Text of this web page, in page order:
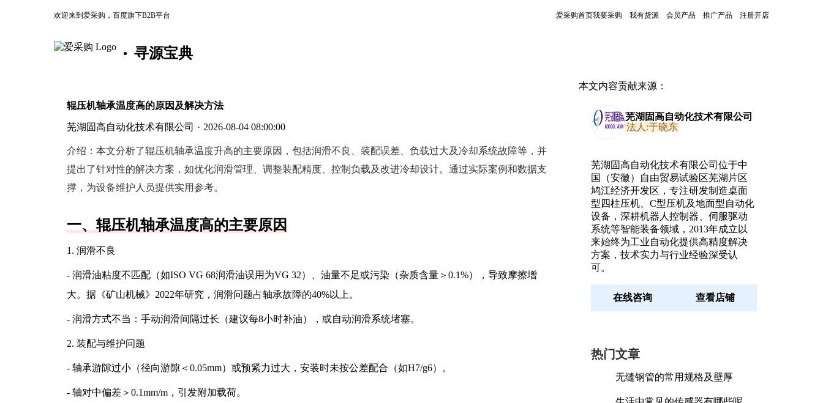
欢迎来到爱采购，百度旗下B2B平台 爱采购首页我要采购 我有货源 会员产品 推广产品 注册开店
寻源宝典
辊压机轴承温度高的原因及解决方法
芜湖固高自动化技术有限公司 · 2026-08-04 08:00:00
介绍： 本文分析了辊压机轴承温度升高的主要原因，包括润滑不良、装配误差、负载过大及冷却系统故障等，并
提出了针对性的解决方案，如优化润滑管理、调整装配精度、控制负载及改进冷却设计。通过实际案例和数据支
撑，为设备维护人员提供实用参考。
一、辊压机轴承温度高的主要原因
1. 润滑不良
- 润滑油粘度不匹配（如ISO VG 68润滑油误用为VG 32）、油量不足或污染（杂质含量＞0.1%），导致摩擦增
大。据《矿山机械》2022年研究，润滑问题占轴承故障的40%以上。
- 润滑方式不当：手动润滑间隔过长（建议每8小时补油），或自动润滑系统堵塞。
2. 装配与维护问题
- 轴承游隙过小（径向游隙＜0.05mm）或预紧力过大，安装时未按公差配合（如H7/g6）。
- 轴对中偏差＞0.1mm/m，引发附加载荷。
本文内容贡献来源：
芜湖固高自动化技术有限公司
法人:于晓东
芜湖固高自动化技术有限公司位于中
国（安徽）自由贸易试验区芜湖片区
鸠江经济开发区，专注研发制造桌面
型四柱压机、C型压机及地面型自动化
设备，深耕机器人控制器、伺服驱动
系统等智能装备领域，2013年成立以
来始终为工业自动化提供高精度解决
方案，技术实力与行业经验深受认
可。
在线咨询 查看店铺
热门文章
无缝钢管的常用规格及壁厚